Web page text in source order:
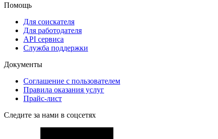
Помощь
Для соискателя
Для работодателя
API сервиса
Служба поддержки
Документы
Соглашение с пользователем
Правила оказания услуг
Прайс-лист
Следите за нами в соцсетях